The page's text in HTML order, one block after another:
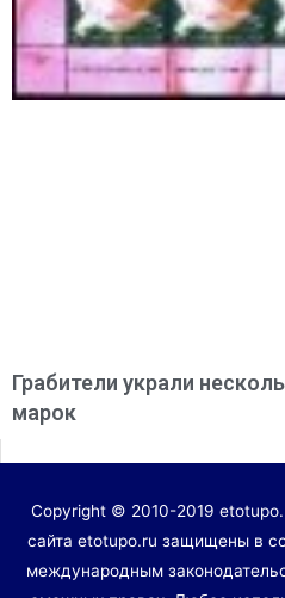
Грабители украли
марок
Copyright © 2010-2019
сайта etotupo.ru защищены в
международным